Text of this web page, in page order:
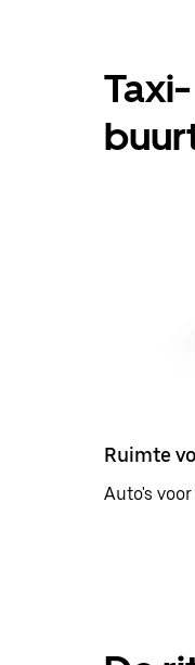
Ruimte
Auto's